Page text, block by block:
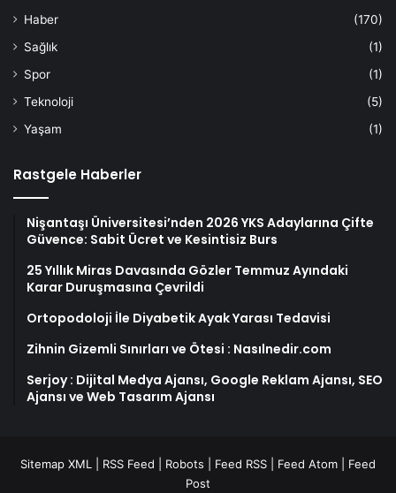
Haber
(170)
Sağlık
(1)
Spor
(1)
Teknoloji
(5)
Yaşam
(1)
Rastgele Haberler
Nişantaşı Üniversitesi’nden 2026 YKS Adaylarına Çifte
Güvence: Sabit Ücret ve Kesintisiz Burs
25 Yıllık Miras Davasında Gözler Temmuz Ayındaki
Karar Duruşmasına Çevrildi
Ortopodoloji İle Diyabetik Ayak Yarası Tedavisi
Zihnin Gizemli Sınırları ve Ötesi : Nasılnedir.com
Serjoy : Dijital Medya Ajansı, Google Reklam Ajansı, SEO
Ajansı ve Web Tasarım Ajansı
Sitemap XML RSS Feed Robots Feed RSS Feed Atom
Feed
Post